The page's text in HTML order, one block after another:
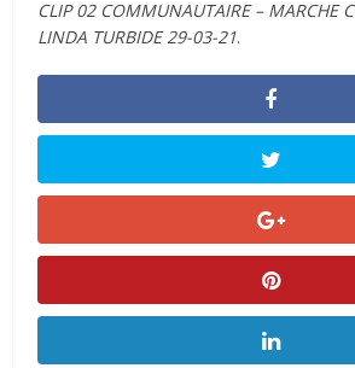
CLIP 02 COMMUNAUTAIRE – MARCHE
LINDA TURBIDE 29-03-21.